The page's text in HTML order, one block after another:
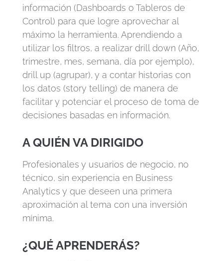
información (Dashboards o Tableros de
Control) para que logre aprovechar al
máximo la herramienta. Aprendiendo a
utilizar los filtros, a realizar drill down (Año,
trimestre, mes, semana, día por ejemplo),
drill up (agrupar), y a contar historias con
los datos (story telling) de manera de
facilitar y potenciar el proceso de toma de
decisiones basadas en información.
A QUIÉN VA DIRIGIDO
Profesionales y usuarios de negocio, no
técnico, sin experiencia en Business
Analytics y que deseen una primera
aproximación al tema con una inversión
mínima.
¿QUÉ APRENDERÁS?